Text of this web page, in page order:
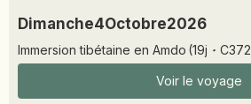
Dimanche4Octobre2026
Immersion tibétaine en Amdo (19j · C372
Voir le voyage